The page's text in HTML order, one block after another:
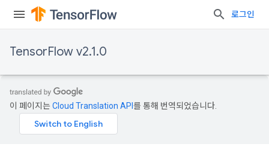
로그인
TensorFlow v2.1.0
이 페이지는Cloud Translation API 를 통해 번역되었습니다.